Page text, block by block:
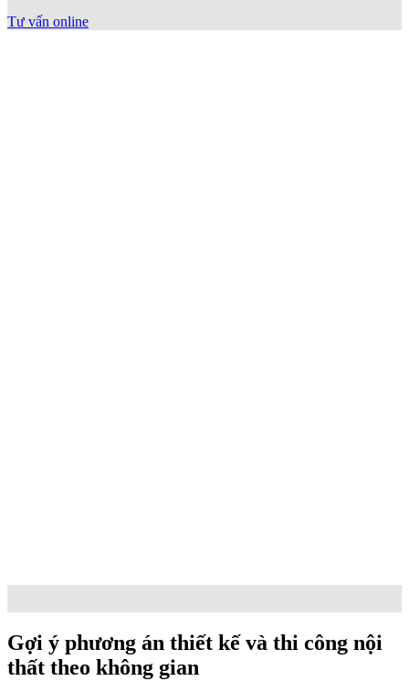
Tư vấn online
Gợi ý phương án thiết kế và thi công nội
thất theo không gian